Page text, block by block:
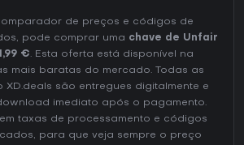
de preços e códigos de
pode comprar uma chave de Unfair
€. Esta oferta está disponível na
mais baratas do mercado. Todas as
XD.deals são entregues digitalmente e
imediato após o pagamento.
taxas de processamento e códigos
para que veja sempre o preço